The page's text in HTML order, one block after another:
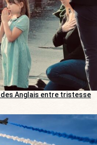
des Anglais entre tristesse